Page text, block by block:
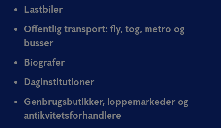
Lastbiler
Offentlig transport: fly, tog, metro og
busser
Biografer
Daginstitutioner
Genbrugsbutikker, loppemarkeder og
antikvitetsforhandlere